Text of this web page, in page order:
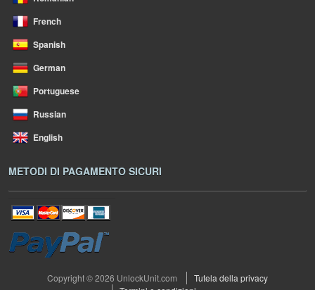
French
Spanish
German
Portuguese
Russian
English
METODI DI PAGAMENTO SICURI
Copyright © 2026 UnlockUnit.com
Tutela della privacy